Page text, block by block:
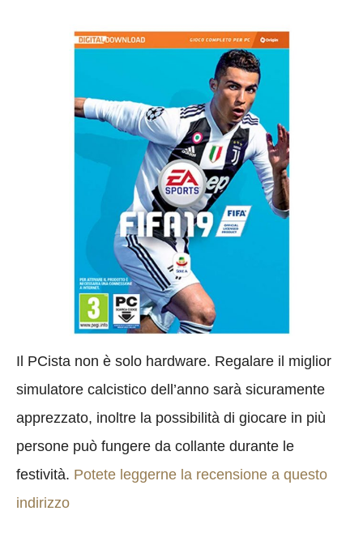
Il PCista non è solo hardware. Regalare il miglior
simulatore calcistico dell’anno sarà sicuramente
apprezzato, inoltre la possibilità di giocare in più
persone può fungere da collante durante le
festività. Potete leggerne la recensione a questo
indirizzo